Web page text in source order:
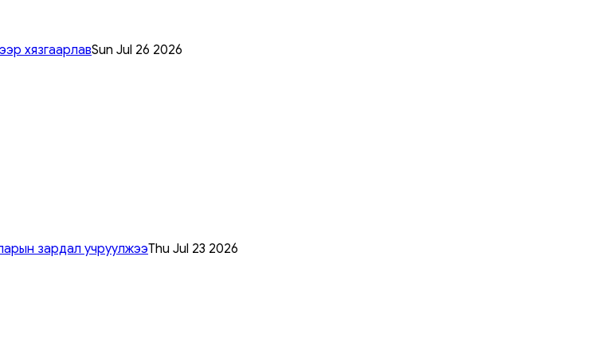
хязгаарлавSun Jul 26 2026
зардал учруулжээThu Jul 23 2026